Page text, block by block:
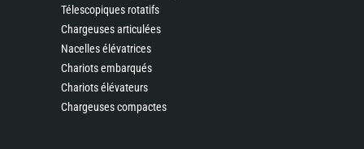
Télescopiques rotatifs
Chargeuses articulées
Nacelles élévatrices
Chariots embarqués
Chariots élévateurs
Chargeuses compactes